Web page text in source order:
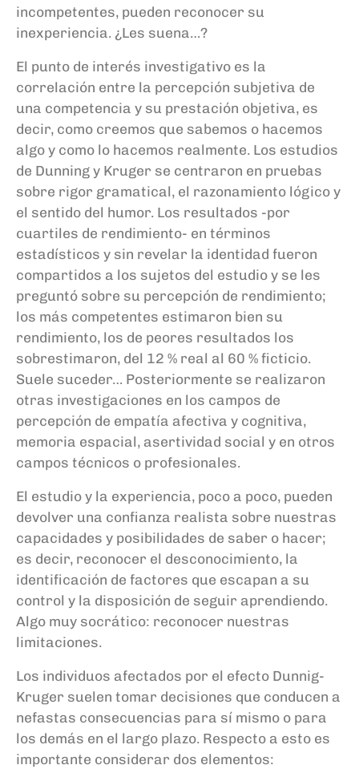
incompetentes, pueden reconocer su
inexperiencia. ¿Les suena…?
El punto de interés investigativo es la
correlación entre la percepción subjetiva de
una competencia y su prestación objetiva, es
decir, como creemos que sabemos o hacemos
algo y como lo hacemos realmente. Los estudios
de Dunning y Kruger se centraron en pruebas
sobre rigor gramatical, el razonamiento lógico y
el sentido del humor. Los resultados -por
cuartiles de rendimiento- en términos
estadísticos y sin revelar la identidad fueron
compartidos a los sujetos del estudio y se les
preguntó sobre su percepción de rendimiento;
los más competentes estimaron bien su
rendimiento, los de peores resultados los
sobrestimaron, del 12 % real al 60 % ficticio.
Suele suceder… Posteriormente se realizaron
otras investigaciones en los campos de
percepción de empatía afectiva y cognitiva,
memoria espacial, asertividad social y en otros
campos técnicos o profesionales.
El estudio y la experiencia, poco a poco, pueden
devolver una confianza realista sobre nuestras
capacidades y posibilidades de saber o hacer;
es decir, reconocer el desconocimiento, la
identificación de factores que escapan a su
control y la disposición de seguir aprendiendo.
Algo muy socrático: reconocer nuestras
limitaciones.
Los individuos afectados por el efecto Dunnig-
Kruger suelen tomar decisiones que conducen a
nefastas consecuencias para sí mismo o para
los demás en el largo plazo. Respecto a esto es
importante considerar dos elementos: